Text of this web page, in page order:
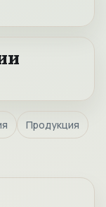
Продукция